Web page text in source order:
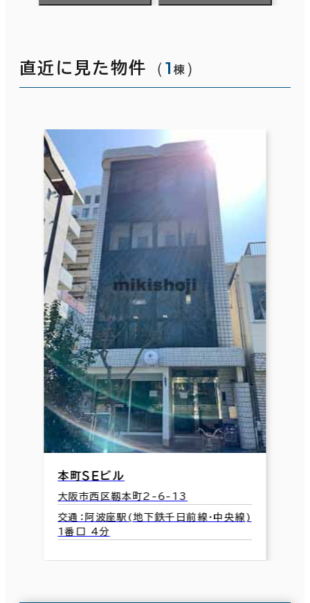
直近に見た物件 （1 棟 ）
本町ＳＥビル
大阪市西区靱本町2-6-13
交通：阿波座駅(地下鉄千日前線･中央線)
1番口 4分